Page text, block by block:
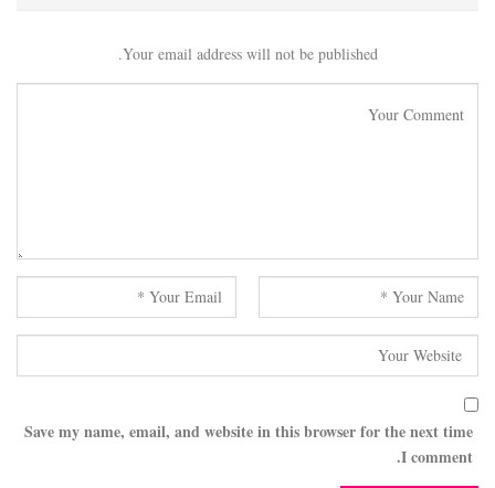
Your email address will not be published.
Save my name, email, and website in this browser for the next time
I comment.